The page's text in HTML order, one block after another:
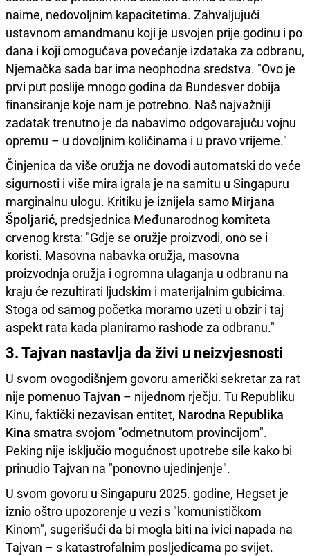
naime, nedovoljnim kapacitetima. Zahvaljujući
ustavnom amandmanu koji je usvojen prije godinu i po
dana i koji omogućava povećanje izdataka za odbranu,
Njemačka sada bar ima neophodna sredstva. "Ovo je
prvi put poslije mnogo godina da Bundesver dobija
finansiranje koje nam je potrebno. Naš najvažniji
zadatak trenutno je da nabavimo odgovarajuću vojnu
opremu – u dovoljnim količinama i u pravo vrijeme."
Činjenica da više oružja ne dovodi automatski do veće
sigurnosti i više mira igrala je na samitu u Singapuru
marginalnu ulogu. Kritiku je iznijela samo Mirjana
Špoljarić, predsjednica Međunarodnog komiteta
crvenog krsta: "Gdje se oružje proizvodi, ono se i
koristi. Masovna nabavka oružja, masovna
proizvodnja oružja i ogromna ulaganja u odbranu na
kraju će rezultirati ljudskim i materijalnim gubicima.
Stoga od samog početka moramo uzeti u obzir i taj
aspekt rata kada planiramo rashode za odbranu."
3. Tajvan nastavlja da živi u neizvjesnosti
U svom ovogodišnjem govoru američki sekretar za rat
nije pomenuoTajvan – nijednom rječju. Tu Republiku
Kinu, faktički nezavisan entitet, Narodna Republika
Kina smatra svojom "odmetnutom provincijom".
Peking nije isključio mogućnost upotrebe sile kako bi
prinudio Tajvan na "ponovno ujedinjenje".
U svom govoru u Singapuru 2025. godine, Hegset je
iznio oštro upozorenje u vezi s "komunističkom
Kinom", sugerišući da bi mogla biti na ivici napada na
Tajvan – s katastrofalnim posljedicama po svijet.